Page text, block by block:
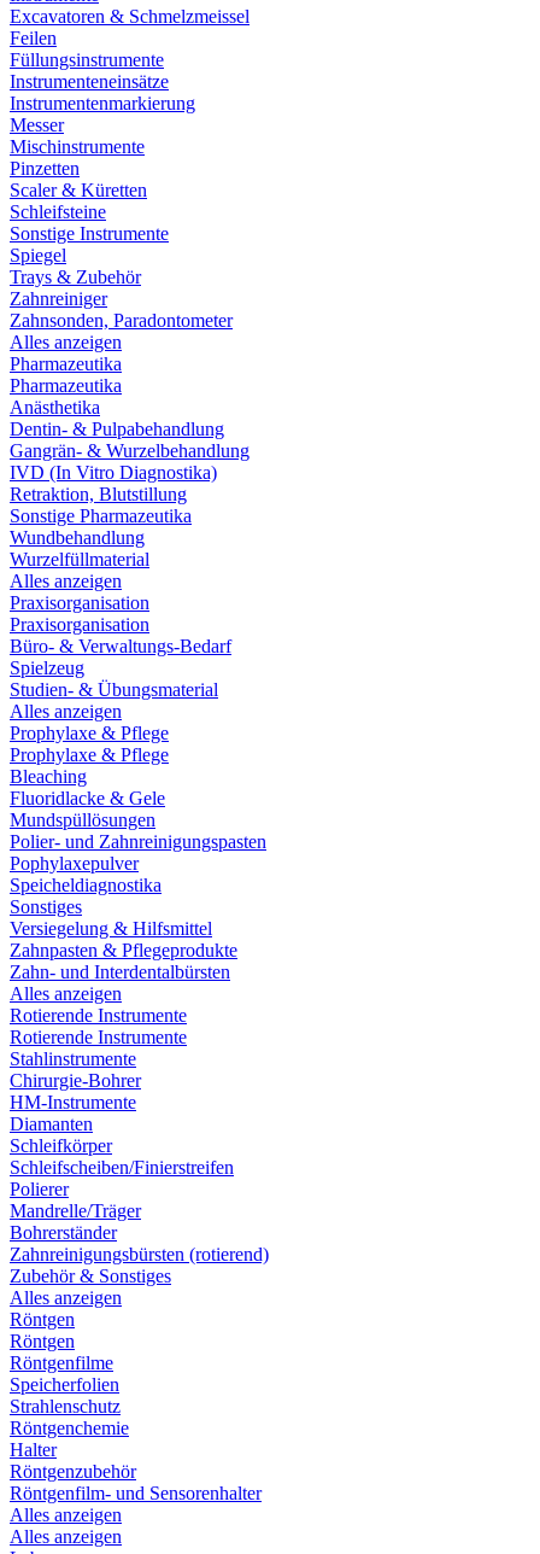
Excavatoren & Schmelzmeissel
Feilen
Füllungsinstrumente
Instrumenteneinsätze
Instrumentenmarkierung
Messer
Mischinstrumente
Pinzetten
Scaler & Küretten
Schleifsteine
Sonstige Instrumente
Spiegel
Trays & Zubehör
Zahnreiniger
Zahnsonden, Paradontometer
Alles anzeigen
Pharmazeutika
Pharmazeutika
Anästhetika
Dentin- & Pulpabehandlung
Gangrän- & Wurzelbehandlung
IVD (In Vitro Diagnostika)
Retraktion, Blutstillung
Sonstige Pharmazeutika
Wundbehandlung
Wurzelfüllmaterial
Alles anzeigen
Praxisorganisation
Praxisorganisation
Büro- & Verwaltungs-Bedarf
Spielzeug
Studien- & Übungsmaterial
Alles anzeigen
Prophylaxe & Pflege
Prophylaxe & Pflege
Bleaching
Fluoridlacke & Gele
Mundspüllösungen
Polier- und Zahnreinigungspasten
Pophylaxepulver
Speicheldiagnostika
Sonstiges
Versiegelung & Hilfsmittel
Zahnpasten & Pflegeprodukte
Zahn- und Interdentalbürsten
Alles anzeigen
Rotierende Instrumente
Rotierende Instrumente
Stahlinstrumente
Chirurgie-Bohrer
HM-Instrumente
Diamanten
Schleifkörper
Schleifscheiben/Finierstreifen
Polierer
Mandrelle/Träger
Bohrerständer
Zahnreinigungsbürsten (rotierend)
Zubehör & Sonstiges
Alles anzeigen
Röntgen
Röntgen
Röntgenfilme
Speicherfolien
Strahlenschutz
Röntgenchemie
Halter
Röntgenzubehör
Röntgenfilm- und Sensorenhalter
Alles anzeigen
Alles anzeigen